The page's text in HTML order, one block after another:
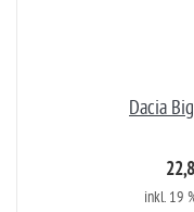
Dacia
inkl. 19